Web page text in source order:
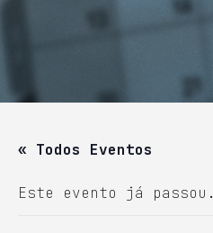
« Todos Eventos
Este evento já passou.